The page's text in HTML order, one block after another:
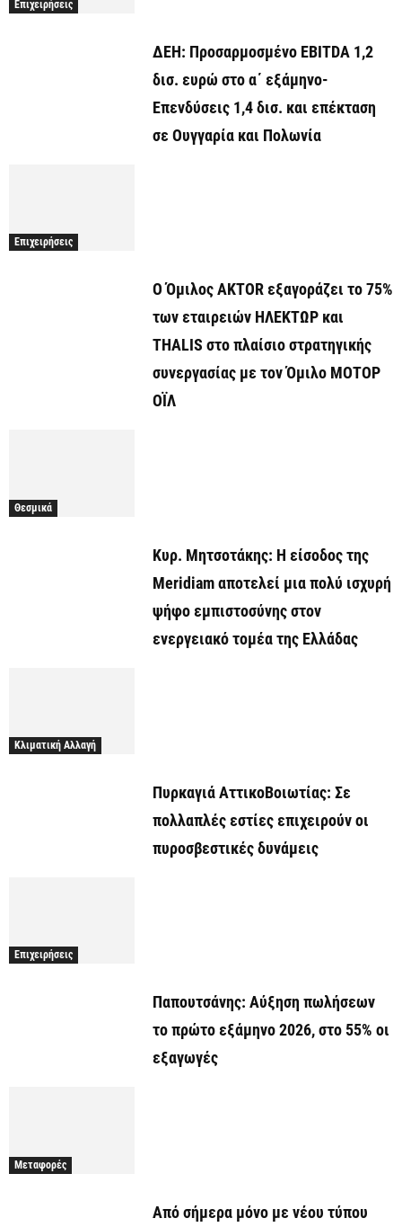
Επιχειρήσεις
ΔΕΗ: Προσαρμοσμένο EBITDA 1,2
δισ. ευρώ στο α΄ εξάμηνο-
Επενδύσεις 1,4 δισ. και επέκταση
σε Ουγγαρία και Πολωνία
Επιχειρήσεις
Ο Όμιλος AKTOR εξαγοράζει το 75%
των εταιρειών ΗΛΕΚΤΩΡ και
THALIS στο πλαίσιο στρατηγικής
συνεργασίας με τον Όμιλο ΜΟΤΟΡ
ΟΪΛ
Θεσμικά
Κυρ. Μητσοτάκης: Η είσοδος της
Meridiam αποτελεί μια πολύ ισχυρή
ψήφο εμπιστοσύνης στον
ενεργειακό τομέα της Ελλάδας
Κλιματική Αλλαγή
Πυρκαγιά ΑττικοΒοιωτίας: Σε
πολλαπλές εστίες επιχειρούν οι
πυροσβεστικές δυνάμεις
Επιχειρήσεις
Παπουτσάνης: Αύξηση πωλήσεων
το πρώτο εξάμηνο 2026, στο 55% οι
εξαγωγές
Μεταφορές
Από σήμερα μόνο με νέου τύπου